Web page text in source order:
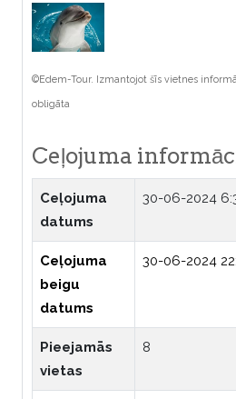
©Edem-Tour. Izmantojot šīs vietnes
obligāta
Ceļojuma
Ceļojuma
datums
30-06-2024
Ceļojuma
beigu
datums
30-06-2024
Pieejamās
vietas
8